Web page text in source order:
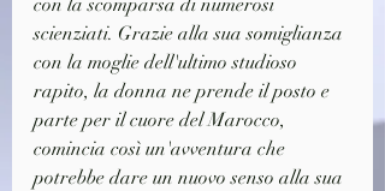
scienziati. Grazie alla sua somiglianza
con la moglie dell'ultimo studioso
rapito, la donna ne prende il posto e
parte per il cuore del Marocco,
comincia così un'avventura che
potrebbe dare un nuovo senso alla sua